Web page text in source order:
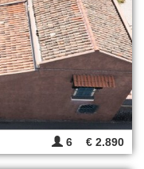
6 € 2.890